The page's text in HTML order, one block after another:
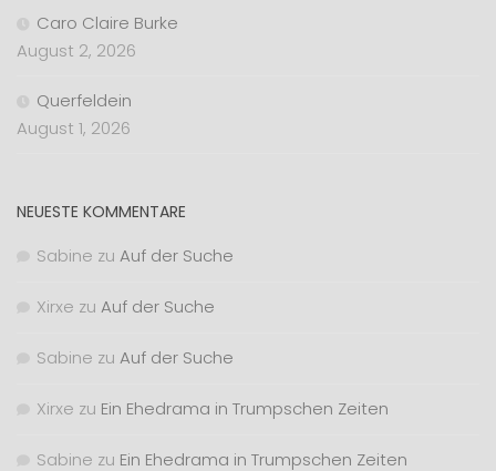
Caro Claire Burke
August 2, 2026
Querfeldein
August 1, 2026
NEUESTE KOMMENTARE
Sabine zu Auf der Suche
Xirxe zu Auf der Suche
Sabine zu Auf der Suche
Xirxe zu Ein Ehedrama in Trumpschen Zeiten
Sabine zu Ein Ehedrama in Trumpschen Zeiten